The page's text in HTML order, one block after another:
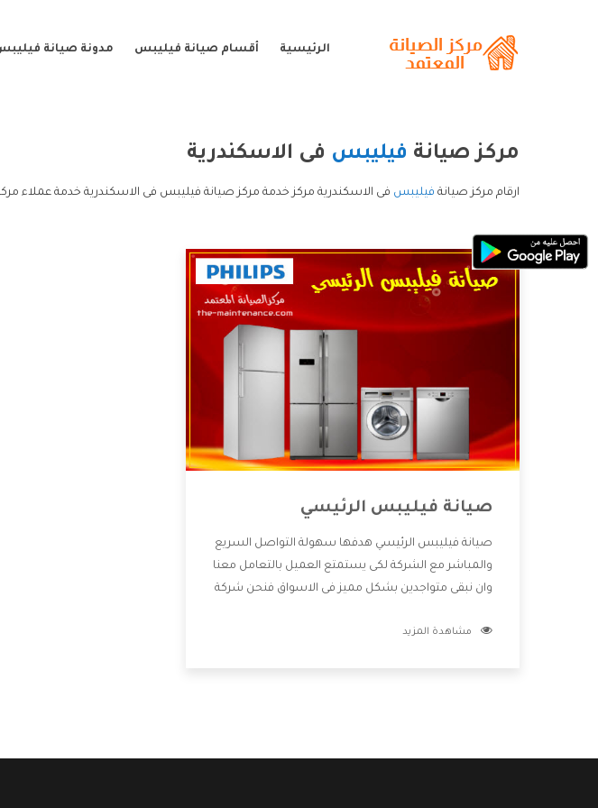
الرئيسية أقسام صيانة فيليبس مدونة صيانة
مركز صيانة فيليبس فى الاسكندرية
ارقام مركز صيانة فيليبس فى الاسكندرية مركز خدمة مركز صيانة فيليبس فى الاسكندرية خدمة عملاء
صيانة فيليبس الرئيسي
صيانة فيليبس الرئيسي هدفها سهولة التواصل السريع
والمباشر مع الشركة لكى يستمتع العميل بالتعامل معنا
وان نبقى متواجدين بشكل مميز فى الاسواق فنحن شركة
بالخدمات التى تنفرد الشركة بها والتى تكون منها خدمة
مشاهدة المزيد